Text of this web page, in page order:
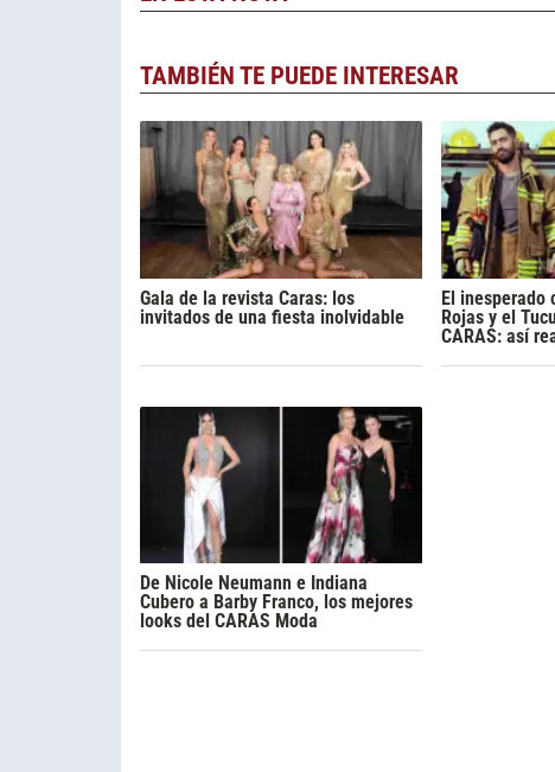
TAMBIÉN TE PUEDE INTERESAR
Gala de la revista Caras: los
invitados de una fiesta inolvidable
El inesperado
Rojas y el
CARAS: así
De Nicole Neumann e Indiana
Cubero a Barby Franco, los mejores
looks del CARAS Moda